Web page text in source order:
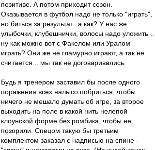
позитиве. А потом приходит сезон.
Оказывается в футбол надо не только "играть",
но биться за результат.. а как? У нас же
улыбочки, клубешнички, волосы надо уложить ..
ну как можно вот с Факелом или Уралом
играть? Они же не гламурно играют, а так не
считается .. мы так не договаривались.
Будь я тренером заставил бы после одного
поражения всех налысо побриться, чтобы
ничего не мешало думать об игре, за второе
выходить на поле в какой нить нелепой
клоунской форме без ромбика, чтобы не
позорили. Спецом такую бы третьим
комплектом заказал с надписью на спине -